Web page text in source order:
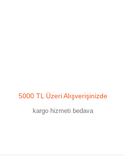
5000 TL Üzeri Alışverişinizde
kargo hizmeti bedava